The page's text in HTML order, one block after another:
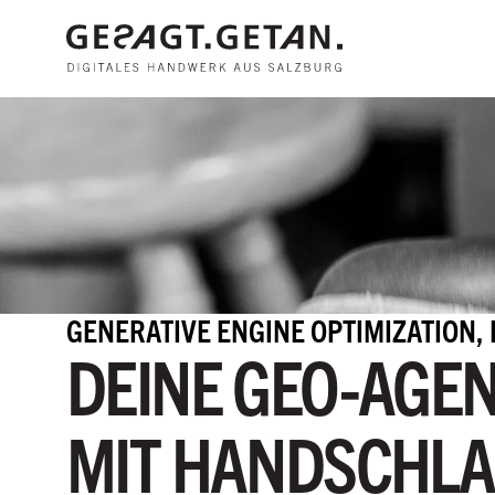
Zum Hauptinhalt
DEINE GEO-
MIT
GENERATIVE ENGINE